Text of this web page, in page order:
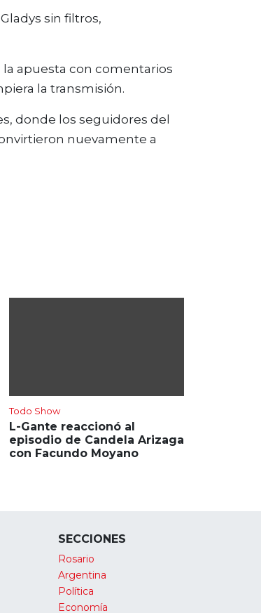
sin filtros,
apuesta con comentarios
la transmisión.
donde los seguidores del
nuevamente a
Todo Show
L-Gante reaccionó al
episodio de Candela Arizaga
con Facundo Moyano
SECCIONES
Rosario
Argentina
Política
Economía